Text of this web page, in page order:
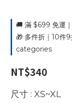
🚚 滿 $699 免運
🎁 多件折｜10件
categories
NT$340
尺寸 : XS~XL